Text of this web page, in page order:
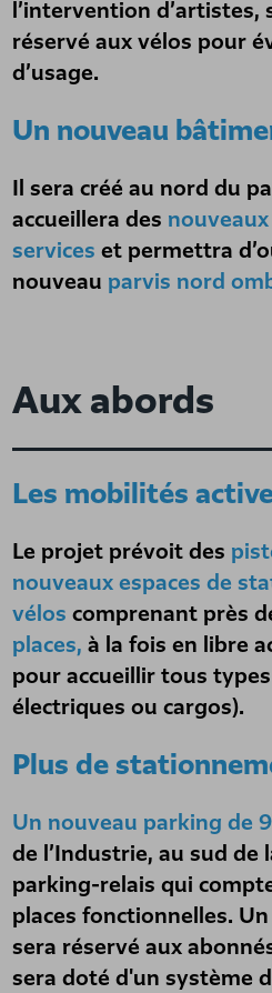
l’intervention d’artistes,
réservé aux vélos pour
d’usage.
Un nouveau
Il sera créé au nord du
accueillera des
services et permettra
nouveau parvis nord
Aux abords
Les mobilités
Le projet prévoit des
nouveaux espaces de
vélos comprenant près
places, à la fois en libre
pour accueillir tous
électriques ou cargos).
Plus de
Un nouveau parking de
de l’Industrie, au sud de
parking-relais qui
places fonctionnelles.
sera réservé aux
sera doté d'un système